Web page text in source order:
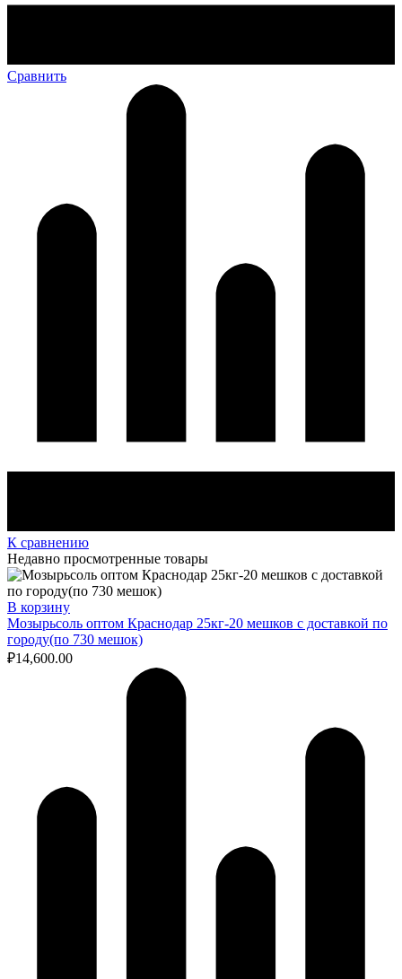
Сравнить
К сравнению
Недавно просмотренные товары
В корзину
Мозырьсоль оптом Краснодар 25кг-20 мешков с доставкой по
городу(по 730 мешок)
₽14,600.00